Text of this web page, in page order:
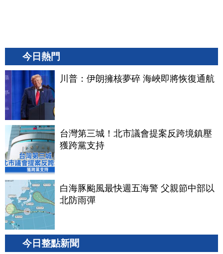
今日熱門
川普：伊朗擁核夢碎 海峽即將恢復通航
台灣第三城！北市議會提案反跨境鎮壓
獲跨黨支持
白海豚颱風最快週五海警 父親節中部以
北防雨彈
今日整點新聞